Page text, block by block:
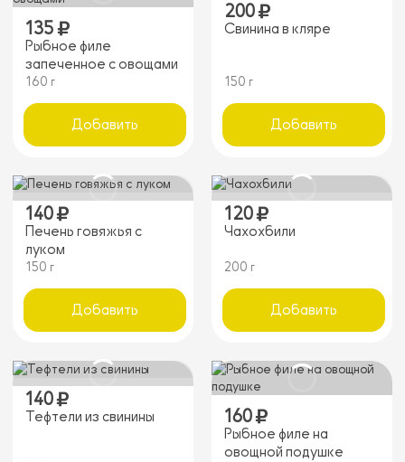
135
Рыбное филе
запеченное с овощами
160 г
Добавить
200
Свинина в кляре
150 г
Добавить
140
Печень говяжья с
луком
150 г
Добавить
120
Чахохбили
200 г
Добавить
140
Тефтели из свинины 160
Рыбное филе на
овощной подушке